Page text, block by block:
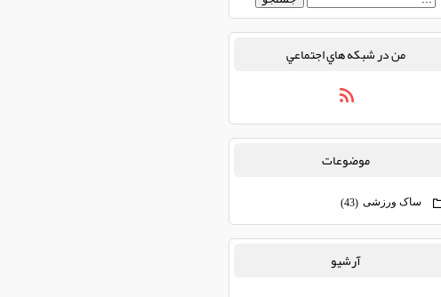
من در شبكه هاي اجتماعي
موضوعات
ساک ورزشی (43)
آرشيو